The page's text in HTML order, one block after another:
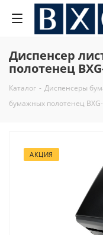
Диспенсер
полотенец
Каталог - Диспенсеры
бумажных полотенец
АКЦИЯ